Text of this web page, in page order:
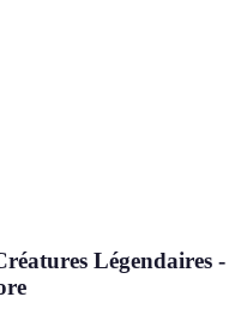
Légendaires -